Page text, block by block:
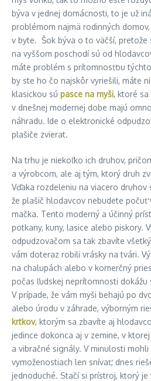
býva v jednej domácnosti, to je už
problémom najmä rodinných
v byte. Šok býva o to väčší, pretože
na vyššom poschodí sú od
máte problém s prítomnosťou
by ste ho čo najskôr vyriešili, máte
klasickou sú pasce na myši, ktoré sa
v dnešnej modernej dobe majú
náhradu. Ide o elektronické
plašiče zvierat.
Na trhu je niekoľko ich druhov,
a výrobcom, ale aj tým, ktorý druh
Vďaka rozdeleniu na viacero
že plašič hlodavcov nebudete počuť
mačka. Tento moderný a účinný
potkany, kuny, lasice alebo piskory.
odpudzovačom sa tak zbavíte
vám doteraz robili vrásky na tvári.
na chalupách alebo v komerčný
počas ľudskej neprítomnosti
V prípade, že vám myši behajú po
alebo úrodu v záhrade, výborným
krtkov, ktorým sa zbavíte aj
jedince dokonca aj v zemine, v
a vibračné signály. V minulosti
vymoženostiach len snívať, dnes
jednoduché. Stačí si prístroj, ktorý